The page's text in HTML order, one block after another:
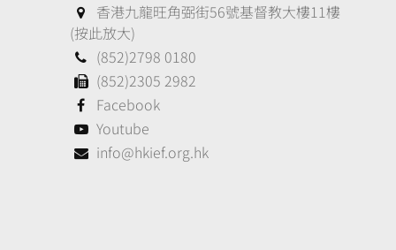
香港九龍旺角弼街56號基督教大樓11樓
(按此放大)
(852)2798 0180
(852)2305 2982
Facebook
Youtube
info@hkief.org.hk